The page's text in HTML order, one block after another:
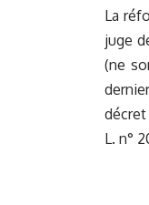
La
juge
(ne
décret
L. n°